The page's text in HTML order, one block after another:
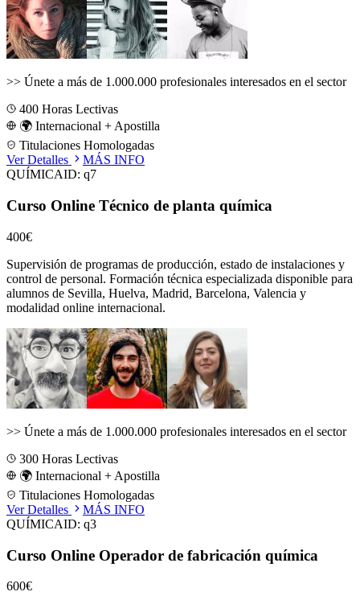
>> Únete a más de 1.000.000 profesionales interesados en el sector
400 Horas Lectivas
🌍 Internacional + Apostilla
Titulaciones Homologadas
Ver Detalles
MÁS INFO
QUÍMICAID: q7
Curso Online Técnico de planta química
400€
Supervisión de programas de producción, estado de instalaciones y
control de personal. Formación técnica especializada disponible para
alumnos de Sevilla, Huelva, Madrid, Barcelona, Valencia y
modalidad online internacional.
>> Únete a más de 1.000.000 profesionales interesados en el sector
300 Horas Lectivas
🌍 Internacional + Apostilla
Titulaciones Homologadas
Ver Detalles
MÁS INFO
QUÍMICAID: q3
Curso Online Operador de fabricación química
600€